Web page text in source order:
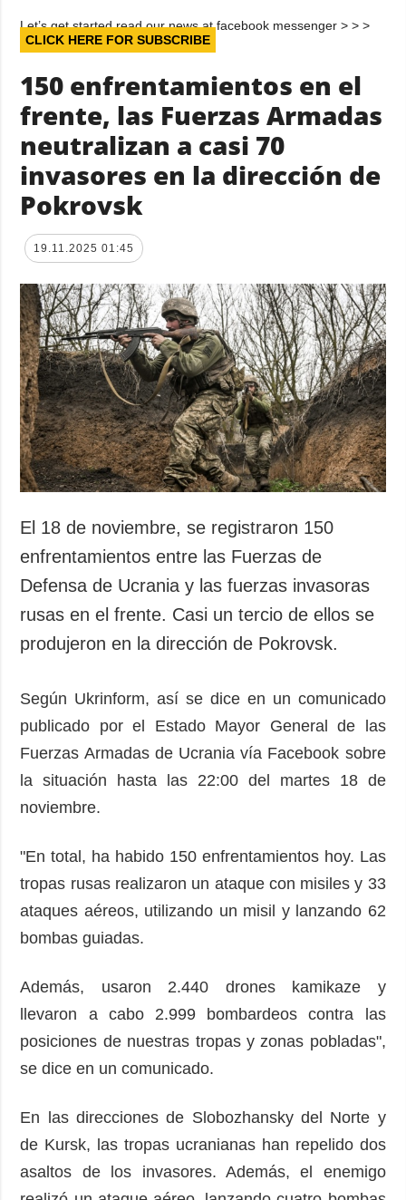
Let’s get started read our news at facebook messenger > > >
CLICK HERE FOR SUBSCRIBE
150 enfrentamientos en el
frente, las Fuerzas Armadas
neutralizan a casi 70
invasores en la dirección de
Pokrovsk
19.11.2025 01:45
El 18 de noviembre, se registraron 150
enfrentamientos entre las Fuerzas de
Defensa de Ucrania y las fuerzas invasoras
rusas en el frente. Casi un tercio de ellos se
produjeron en la dirección de Pokrovsk.
Según Ukrinform, así se dice en un comunicado
publicado por el Estado Mayor General de las
Fuerzas Armadas de Ucrania vía Facebook sobre
la situación hasta las 22:00 del martes 18 de
noviembre.
"En total, ha habido 150 enfrentamientos hoy. Las
tropas rusas realizaron un ataque con misiles y 33
ataques aéreos, utilizando un misil y lanzando 62
bombas guiadas.
Además, usaron 2.440 drones kamikaze y
llevaron a cabo 2.999 bombardeos contra las
posiciones de nuestras tropas y zonas pobladas",
se dice en un comunicado.
En las direcciones de Slobozhansky del Norte y
de Kursk, las tropas ucranianas han repelido dos
asaltos de los invasores. Además, el enemigo